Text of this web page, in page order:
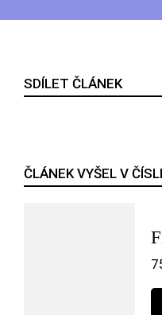
SDÍLET ČLÁNEK
ČLÁNEK VYŠEL V